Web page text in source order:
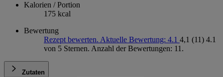
Kalorien / Portion
175 kcal
Bewertung
Rezept bewerten. Aktuelle Bewertung: 4.1 4,1 (11) 4.1
von 5 Sternen. Anzahl der Bewertungen: 11.
Zutaten